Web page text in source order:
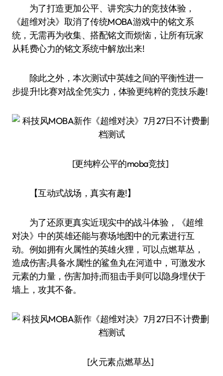
为了打造更加公平、讲究实力的竞技体验，
《超维对决》取消了传统MOBA游戏中的铭文系
统，无需再为收集、搭配铭文而烦恼，让所有玩家
从耗费心力的铭文系统中解放出来!
除此之外，本次测试中英雄之间的平衡性进一
步提升!比赛对战全凭实力，体验更纯粹的竞技乐趣!
[更纯粹公平的moba竞技]
【互动式战场，真实有趣!】
为了还原更真实近现实中的战斗体验，《超维
对决》中的英雄还能与赛场地图中的元素进行互
动。例如拥有火属性的英雄火狸，可以点燃草丛，
造成伤害;具备水属性的鲨鱼丸在河道中，可激发水
元素的力量，伤害加持;而狙击手则可以隐身埋伏于
墙上，攻其不备。
[火元素点燃草丛]